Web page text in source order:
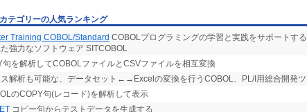
テゴリーの人気ランキング
Training COBOL/Standard COBOLプログラミングの学習と実践をサポートす
強力なソフトウェア SITCOBOL
句を解析してCOBOLファイルとCSVファイルを相互変換
ス解析も可能な、データセット←→Excelの変換を行うCOBOL、PL/I用総合開発
のCOPY句(レコード)を解析して表示
コピー句からテストデータを生成する